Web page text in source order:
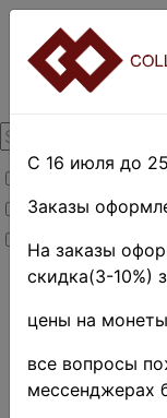
Товары со
Товары в
Новинки
С 16 июля до
Заказы
На заказы
скидка(3-10%)
цены на
все вопросы
мессенджерах